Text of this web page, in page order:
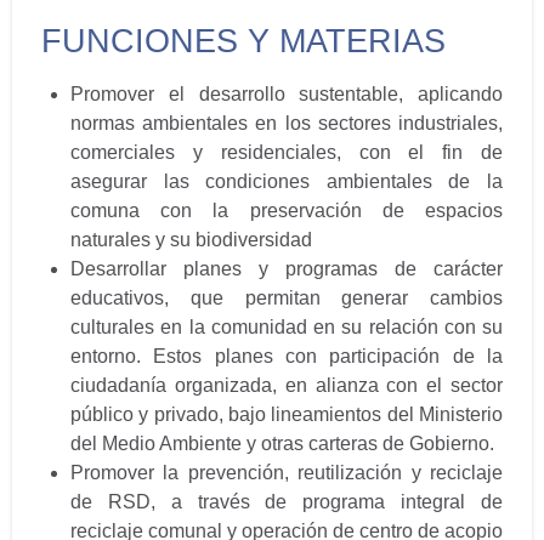
FUNCIONES Y MATERIAS
Promover el desarrollo sustentable, aplicando
normas ambientales en los sectores industriales,
comerciales y residenciales, con el fin de
asegurar las condiciones ambientales de la
comuna con la preservación de espacios
naturales y su biodiversidad
Desarrollar planes y programas de carácter
educativos, que permitan generar cambios
culturales en la comunidad en su relación con su
entorno. Estos planes con participación de la
ciudadanía organizada, en alianza con el sector
público y privado, bajo lineamientos del Ministerio
del Medio Ambiente y otras carteras de Gobierno.
Promover la prevención, reutilización y reciclaje
de RSD, a través de programa integral de
reciclaje comunal y operación de centro de acopio